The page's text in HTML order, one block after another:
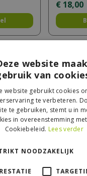
€ 18,00
website
van
website gebruikt cookies
te verbeteren.
te gebruiken, stemt u in
in overeenstemming
Cookiebeleid. Lees verder
NOODZAKELIJK